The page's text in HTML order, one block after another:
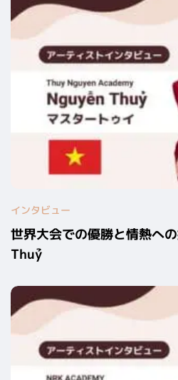
インタビュー
世界大会での優勝と情熱へ
Thuỷ